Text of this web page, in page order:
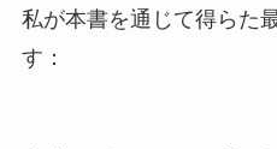
私が本書を通じて得らた
す：